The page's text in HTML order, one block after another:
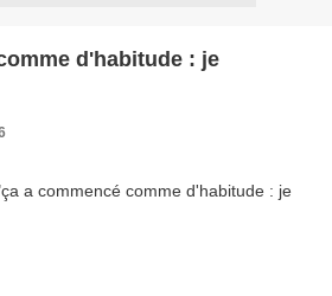
d'habitude : je